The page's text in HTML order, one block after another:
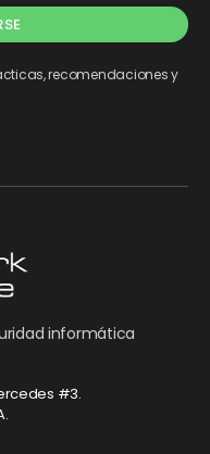
recomendaciones y
informática
#3.